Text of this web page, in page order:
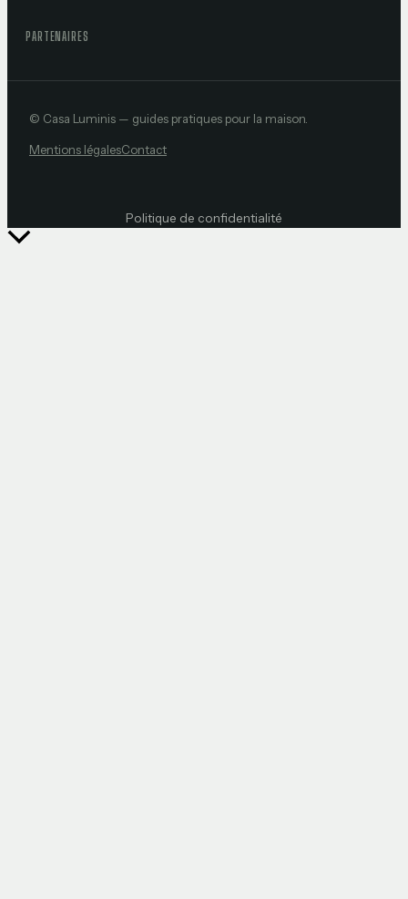
PARTENAIRES
© Casa Luminis — guides pratiques pour la maison.
Mentions légalesContact
Politique de confidentialité